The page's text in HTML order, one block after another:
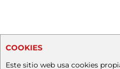
COOKIES
Este sitio web usa cookies